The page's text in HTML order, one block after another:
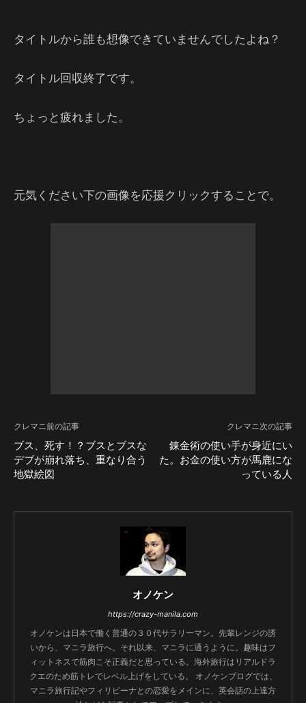
タイトルから誰も想像できていませんでしたよね？
タイトル回収終了です。
ちょっと疲れました。
元気ください下の画像を応援クリックすることで。
クレマニ前の記事
ブス、死す！？ブスとブスな
デブが崩れ落ち、重なり合う
地獄絵図
クレマニ次の記事
錬金術の使い手が身近にい
た。お金の使い方が馬鹿にな
っている人
オノケン
https://crazy-manila.com
オノケンは日本で働く普通の３０代サラリーマン。先輩レンジの誘
いから、マニラ旅行へ。それ以来、マニラに通うように。趣味はフ
ィットネスで筋肉こそ正義だと思っている。海外旅行はリアルドラ
クエのため筋トレでレベル上げをしている。 オノケンブログでは、
マニラ旅行記やフィリピーナとの恋愛をメインに、英会話の上達方